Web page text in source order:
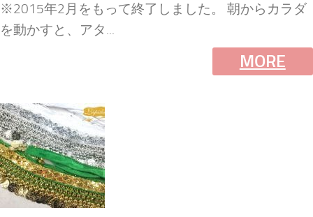
※2015年2月をもって終了しました。 朝からカラダ
を動かすと、アタ...
MORE